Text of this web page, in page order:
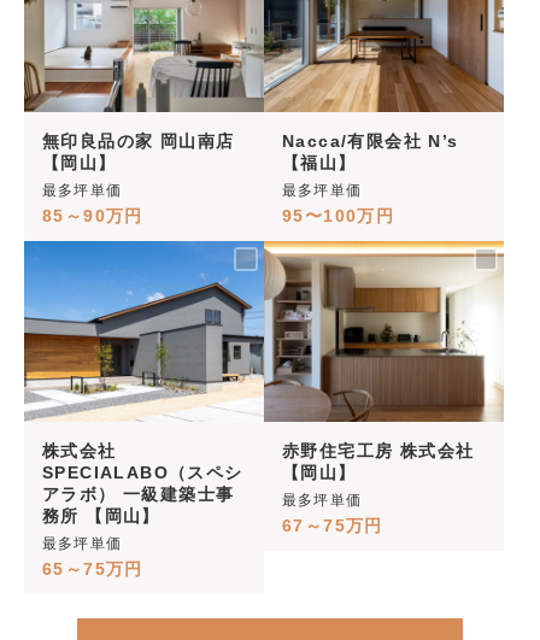
無印良品の家 岡山南店
【岡山】
最多坪単価
85～90万円
Nacca/有限会社 N’s
【福山】
最多坪単価
95〜100万円
株式会社
SPECIALABO（スペシ
アラボ） 一級建築士事
務所 【岡山】
最多坪単価
65～75万円
赤野住宅工房 株式会社
【岡山】
最多坪単価
67～75万円